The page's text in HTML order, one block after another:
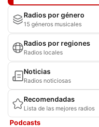
Radios por género
15 géneros musicales
Radios por regiones
Radios locales
Noticias
Radios noticiosas
Recomendadas
Lista de las mejores radios
Podcasts